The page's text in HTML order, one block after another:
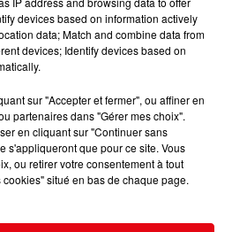
devices based on information actively
data; Match and combine data from
devices; Identify devices based on
sur "Accepter et fermer", ou affiner en
partenaires dans "Gérer mes choix".
en cliquant sur "Continuer sans
s'appliqueront que pour ce site. Vous
ou retirer votre consentement à tout
situé en bas de chaque page.